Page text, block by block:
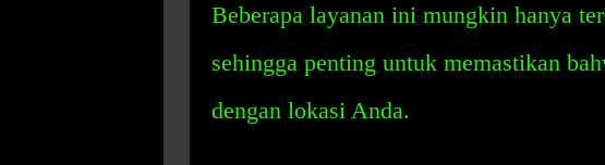
Beberapa layanan ini mungkin hanya
sehingga penting untuk memastikan
dengan lokasi Anda.